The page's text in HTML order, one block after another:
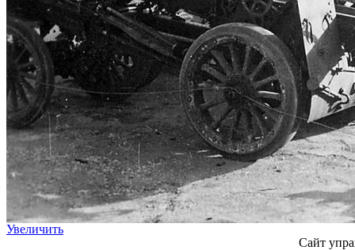
Увеличить
Сайт